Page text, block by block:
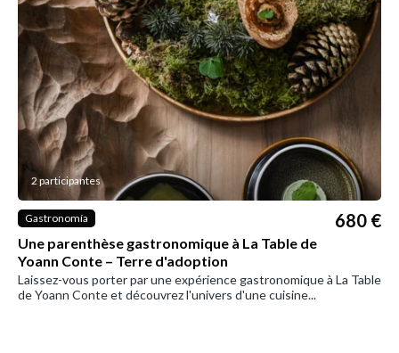
2 participantes
Gastronomía
Une parenthèse gastronomique à La Table de
Yoann Conte – Terre d'adoption
680 €
Laissez-vous porter par une expérience gastronomique à La Table
de Yoann Conte et découvrez l'univers d'une cuisine...